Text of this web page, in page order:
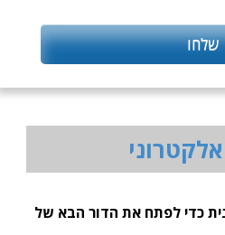
אלקטרוני
כדי לפתח את הדור הבא של